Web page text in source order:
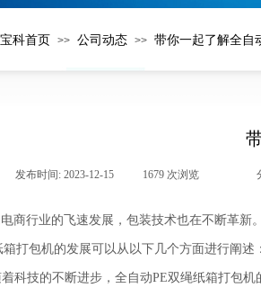
宝科首页 >> 公司动态 >> 带你一起了解全自
发布时间: 2023-12-15 1679 次浏览
商行业的飞速发展，包装技术也在不断革新
打包机的发展可以从以下几个方面进行阐述：
科技的不断进步，全自动PE双绳纸箱打包